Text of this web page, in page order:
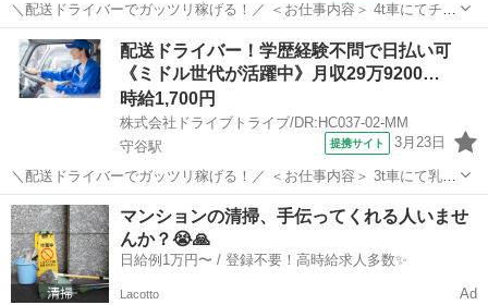
＼配送ドライバーでガッツリ稼げる！／ ＜お仕事内容＞ 4t車にてチル
ド商品のルート配送業務 ■車種・内容：DR:4t ■商品：食品 ■配送先：
センター ■配送件数：3～5件 ＜必須資格＞ 中型免許(8t限定)MT ...
茨城 坂東市 北水海道駅 デリバリー
配送ドライバー！学歴経験不問で日払い可
《ミドル世代が活躍中》月収29万9200…
時給1,700円
株式会社ドライブトライブ/DR:HC037-02-MM
守谷駅
提携サイト 3月23日
＼配送ドライバーでガッツリ稼げる！／ ＜お仕事内容＞ 3t車にて乳製
品の配送業務 ■車種・内容：DR:3t＋作業 ■商品：食品 ■配送先：セン
ター ■配送件数：1～2件 ＜必須資格＞ 準中型免許(限定解除済
み)MT ...
茨城 守谷市 デリバリー
マンションの清掃、手伝ってくれる人いませ
んか？😭🙏
日給例1万円〜 / 登録不要！高時給求人多数✨
Lacotto Ad